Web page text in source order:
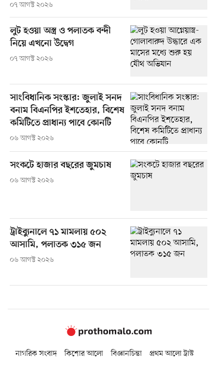
০৭ আগস্ট ২০২৬
লুট হওয়া অস্ত্র ও পলাতক বন্দী
নিয়ে এখনো উদ্বেগ
০৭ আগস্ট ২০২৬
সাংবিধানিক সংস্কার: জুলাই সনদ
বনাম বিএনপির ইশতেহার, বিশেষ
কমিটিতে প্রাধান্য পাবে কোনটি
০৬ আগস্ট ২০২৬
সংকটে হাজার বছরের জুমচাষ
০৬ আগস্ট ২০২৬
ট্রাইব্যুনালে ৭১ মামলায় ৫০২
আসামি, পলাতক ৩১৫ জন
০৬ আগস্ট ২০২৬
নাগরিক সংবাদ কিশোর আলো বিজ্ঞানচিন্তা
প্রথম আলো ট্রাস্ট